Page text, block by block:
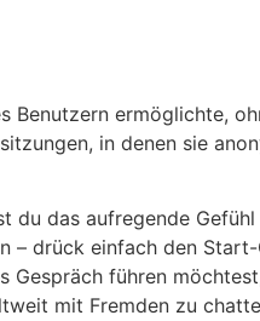
Benutzern ermöglichte,
in denen sie
du das aufregende
– drück einfach den
Gespräch führen
mit Fremden zu